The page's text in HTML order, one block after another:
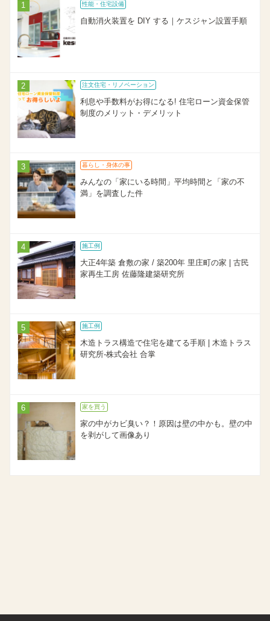
性能・住宅設備
自動消火装置を DIY する｜ケスジャン設置手順
注文住宅・リノベーション
利息や手数料がお得になる! 住宅ローン資金保管
制度のメリット・デメリット
暮らし・身体の事
みんなの「家にいる時間」平均時間と「家の不
満」を調査した件
施工例
大正4年築 倉敷の家 / 築200年 里庄町の家 | 古民
家再生工房 佐藤隆建築研究所
施工例
木造トラス構造で住宅を建てる手順 | 木造トラス
研究所-株式会社 合掌
家を買う
家の中がカビ臭い？！原因は壁の中かも。壁の中
を剥がして画像あり